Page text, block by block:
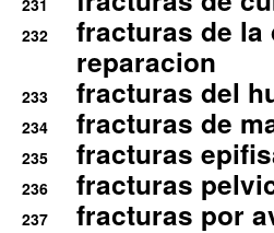
231
232
fracturas de
reparacion
233 fracturas del
234 fracturas de
235 fracturas
236 fracturas
237
fracturas por